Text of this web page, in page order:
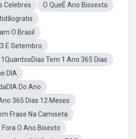
Celebres
O QueÉ Ano Bissexto
O Brasil
E Setembro
Tem 1 Ano 365 Dias
DIA
Do Ano
365 Dias 12 Meses
Frase Na Camiseta
O Ano Bisexto